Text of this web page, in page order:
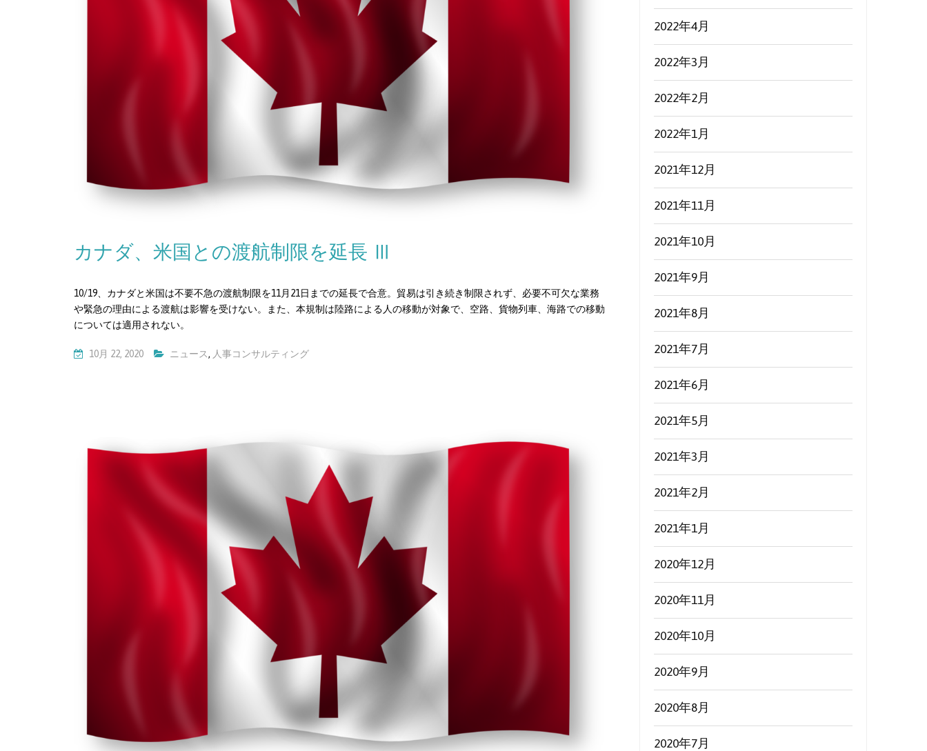
カナダ、米国との渡航制限を延長 Ⅲ
10/19、カナダと米国は不要不急の渡航制限を11月21日までの延長で合意。貿易は引き続き制限されず、必要不可欠な業務
や緊急の理由による渡航は影響を受けない。また、本規制は陸路による人の移動が対象で、空路、貨物列車、海路での移動
については適用されない。
10月 22, 2020 ニュース, 人事コンサルティング
2022年4月
2022年3月
2022年2月
2022年1月
2021年12月
2021年11月
2021年10月
2021年9月
2021年8月
2021年7月
2021年6月
2021年5月
2021年3月
2021年2月
2021年1月
2020年12月
2020年11月
2020年10月
2020年9月
2020年8月
2020年7月